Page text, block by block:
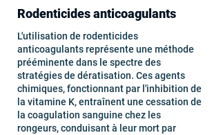
Rodenticides anticoagulants
L'utilisation de rodenticides
anticoagulants représente une méthode
prééminente dans le spectre des
stratégies de dératisation. Ces agents
chimiques, fonctionnant par l'inhibition de
la vitamine K, entraînent une cessation de
la coagulation sanguine chez les
rongeurs, conduisant à leur mort par